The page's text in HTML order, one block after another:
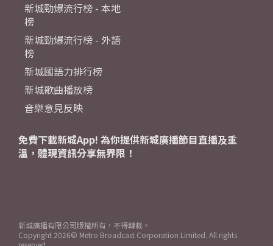
新城勁爆流行榜 - 本地
榜
新城勁爆流行榜 - 外語
榜
新城國語力排行榜
新城歌曲播放榜
音樂意見反映
免費下載新城App! 為你提供新城廣播節目直播及重
溫，體現資訊分享無界限！
新城廣播有限公司版權所有，不得轉載。
Copyright 2026© Metro Broadcast Corporation Limited. All rights